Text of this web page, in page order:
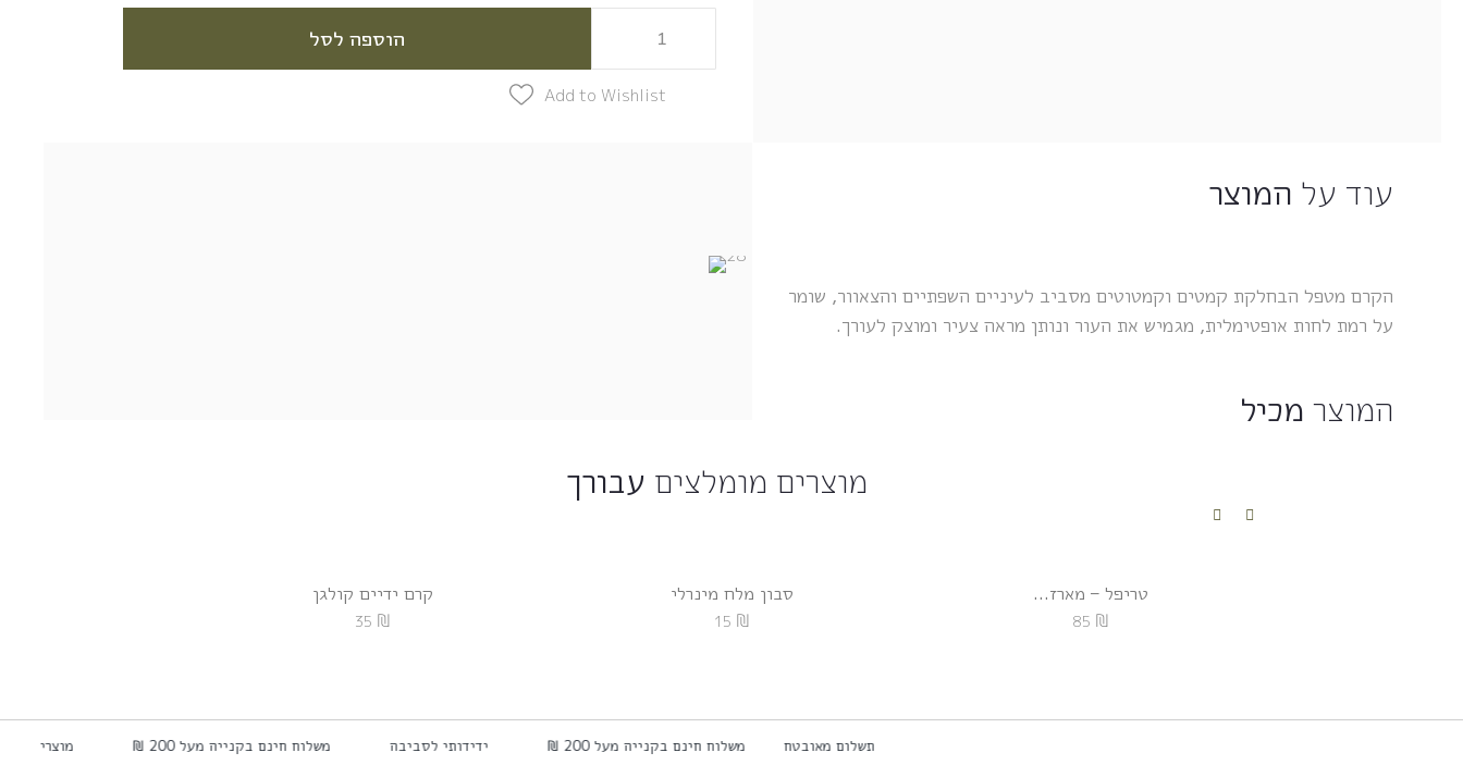
הוספה לסל
Add to Wishlist
עוד על המוצר
הקרם מטפל הבחלקת קמטים וקמטוטים מסביב לעיניים השפתיים והצאוור, שומר
על רמת לחות אופטימלית, מגמיש את העור ונותן מראה צעיר ומוצק לעורך.
המוצר מכיל
מוצרים מומלצים עבורך
טריפל – מארז...
85 ₪
סבון מלח מינרלי
15 ₪
קרם ידיים קולגן
35 ₪
תשלום מאובטח משלוח חינם בקנייה מעל 200 ₪ ידידותי לסביבה משלוח חינם בקנייה מעל 200 ₪ מוצרי